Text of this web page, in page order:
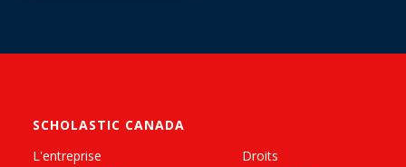
SCHOLASTIC CANADA
L'entreprise
Droits